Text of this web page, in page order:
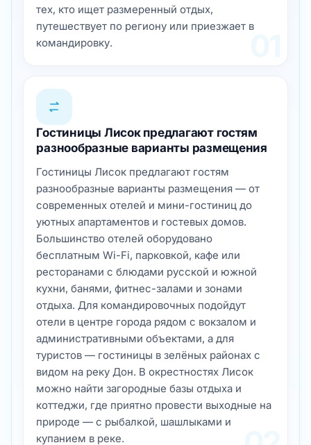
тех, кто ищет размеренный отдых,
путешествует по региону или приезжает в
командировку.
Гостиницы Лисок предлагают гостям
разнообразные варианты размещения
Гостиницы Лисок предлагают гостям
разнообразные варианты размещения — от
современных отелей и мини-гостиниц до
уютных апартаментов и гостевых домов.
Большинство отелей оборудовано
бесплатным Wi-Fi, парковкой, кафе или
ресторанами с блюдами русской и южной
кухни, банями, фитнес-залами и зонами
отдыха. Для командировочных подойдут
отели в центре города рядом с вокзалом и
административными объектами, а для
туристов — гостиницы в зелёных районах с
видом на реку Дон. В окрестностях Лисок
можно найти загородные базы отдыха и
коттеджи, где приятно провести выходные на
природе — с рыбалкой, шашлыками и
купанием в реке.